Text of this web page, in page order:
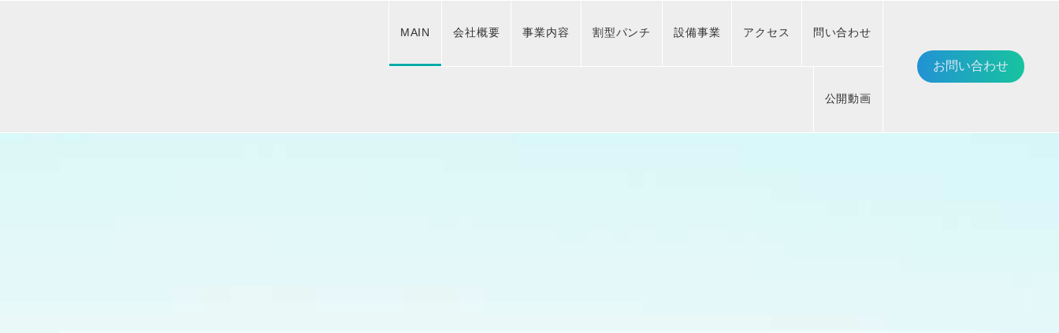
MAIN 会社概要 事業内容 割型パンチ 設備事業 アクセス 問い合わせ
公開動画
お問い合わせ